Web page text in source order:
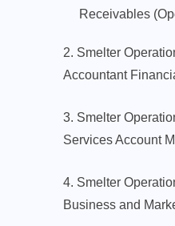
Receivables
2. Smelter
Accountant
3. Smelter
Services Account
4. Smelter
Business and